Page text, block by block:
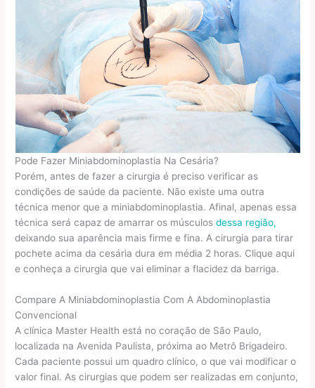
Pode Fazer Miniabdominoplastia Na Cesária?
Porém, antes de fazer a cirurgia é preciso verificar as
condições de saúde da paciente. Não existe uma outra
técnica menor que a miniabdominoplastia. Afinal, apenas essa
técnica será capaz de amarrar os músculosdessa região,
deixando sua aparência mais firme e fina. A cirurgia para tirar
pochete acima da cesária dura em média 2 horas. Clique aqui
e conheça a cirurgia que vai eliminar a flacidez da barriga.
Compare A Miniabdominoplastia Com A Abdominoplastia
Convencional
A clínica Master Health está no coração de São Paulo,
localizada na Avenida Paulista, próxima ao Metrô Brigadeiro.
Cada paciente possui um quadro clínico, o que vai modificar o
valor final. As cirurgias que podem ser realizadas em conjunto,